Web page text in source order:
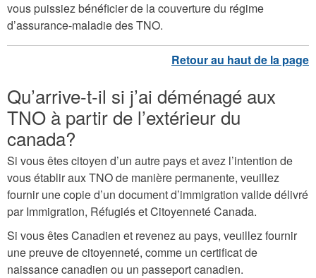
vous puissiez bénéficier de la couverture du régime
d’assurance-maladie des TNO.
Qu’arrive-t-il si j’ai déménagé aux
TNO à partir de l’extérieur du
canada?
Si vous êtes citoyen d’un autre pays et avez l’intention de
vous établir aux TNO de manière permanente, veuillez
fournir une copie d’un document d’immigration valide délivré
par Immigration, Réfugiés et Citoyenneté Canada.
Si vous êtes Canadien et revenez au pays, veuillez fournir
une preuve de citoyenneté, comme un certificat de
naissance canadien ou un passeport canadien.